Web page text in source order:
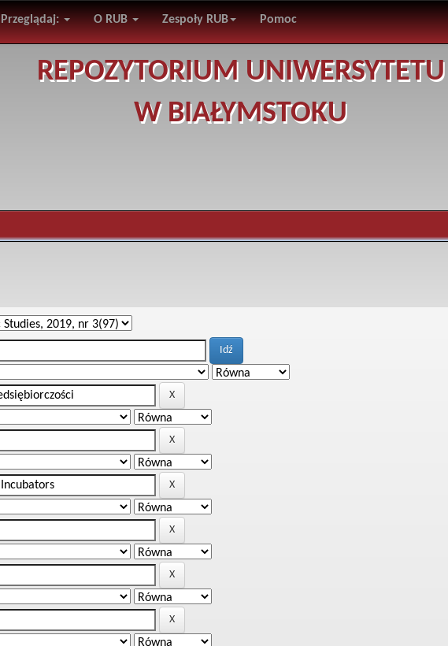
Przeglądaj: O RUB Zespoły RUB Pomoc
REPOZYTORIUM UNIWERSYTETU
W BIAŁYMSTOKU